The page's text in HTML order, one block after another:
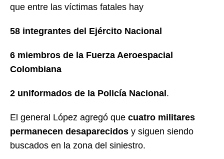
que entre las víctimas fatales hay
58 integrantes del Ejército Nacional
6 miembros de la Fuerza Aeroespacial
Colombiana
2 uniformados de la Policía Nacional.
El general López agregó que cuatro militares
permanecen desaparecidos y siguen siendo
buscados en la zona del siniestro.